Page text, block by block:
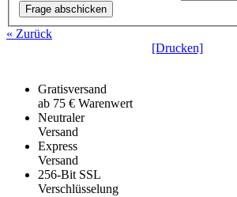
« Zurück
[Drucken]
Gratisversand
ab 75 € Warenwert
Neutraler
Versand
Express
Versand
256-Bit SSL
Verschlüsselung